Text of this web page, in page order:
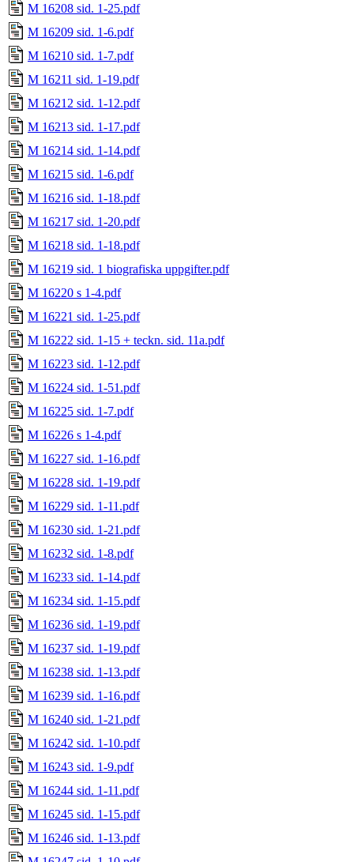
M 16208 sid. 1-25.pdf
M 16209 sid. 1-6.pdf
M 16210 sid. 1-7.pdf
M 16211 sid. 1-19.pdf
M 16212 sid. 1-12.pdf
M 16213 sid. 1-17.pdf
M 16214 sid. 1-14.pdf
M 16215 sid. 1-6.pdf
M 16216 sid. 1-18.pdf
M 16217 sid. 1-20.pdf
M 16218 sid. 1-18.pdf
M 16219 sid. 1 biografiska uppgifter.pdf
M 16220 s 1-4.pdf
M 16221 sid. 1-25.pdf
M 16222 sid. 1-15 + teckn. sid. 11a.pdf
M 16223 sid. 1-12.pdf
M 16224 sid. 1-51.pdf
M 16225 sid. 1-7.pdf
M 16226 s 1-4.pdf
M 16227 sid. 1-16.pdf
M 16228 sid. 1-19.pdf
M 16229 sid. 1-11.pdf
M 16230 sid. 1-21.pdf
M 16232 sid. 1-8.pdf
M 16233 sid. 1-14.pdf
M 16234 sid. 1-15.pdf
M 16236 sid. 1-19.pdf
M 16237 sid. 1-19.pdf
M 16238 sid. 1-13.pdf
M 16239 sid. 1-16.pdf
M 16240 sid. 1-21.pdf
M 16242 sid. 1-10.pdf
M 16243 sid. 1-9.pdf
M 16244 sid. 1-11.pdf
M 16245 sid. 1-15.pdf
M 16246 sid. 1-13.pdf